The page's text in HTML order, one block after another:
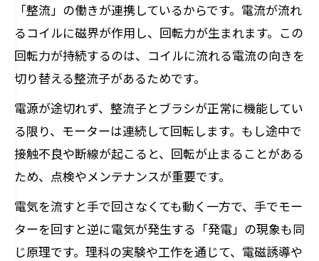
「整流」の働きが連携しているからです。電流が流れ
るコイルに磁界が作用し、回転力が生まれます。この
回転力が持続するのは、コイルに流れる電流の向きを
切り替える整流子があるためです。
電源が途切れず、整流子とブラシが正常に機能してい
る限り、モーターは連続して回転します。もし途中で
接触不良や断線が起こると、回転が止まることがある
ため、点検やメンテナンスが重要です。
電気を流すと手で回さなくても動く一方で、手でモー
ターを回すと逆に電気が発生する「発電」の現象も同
じ原理です。理科の実験や工作を通じて、電磁誘導や